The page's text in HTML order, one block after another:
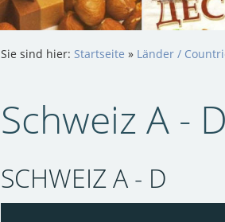
Sie sind hier: Startseite » Länder /
Schweiz A - D
SCHWEIZ A - D